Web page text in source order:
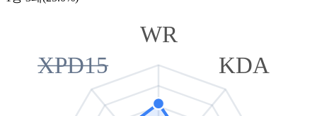
WR
KDA
XPD15